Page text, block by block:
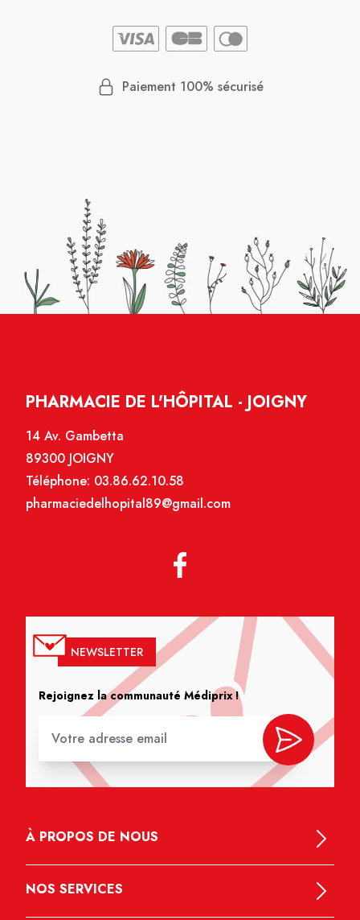
Paiement 100% sécurisé
PHARMACIE DE L'HÔPITAL - JOIGNY
14 Av. Gambetta
89300 JOIGNY
Téléphone: 03.86.62.10.58
pharmaciedelhopital89@gmail.com
NEWSLETTER
Rejoignez la communauté Médiprix !
À PROPOS DE NOUS
NOS SERVICES